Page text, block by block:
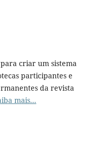
para criar um sistema
participantes e
da revista
mais...